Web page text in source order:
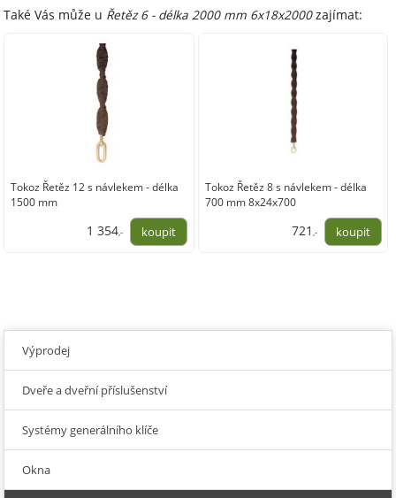
Také Vás může u Řetěz 6 - délka 2000 mm 6x18x2000zajímat:
Tokoz Řetěz 12 s návlekem - délka
1500 mm
1 354,-
Tokoz Řetěz 8 s návlekem - délka
700 mm 8x24x700
721 ,-
Výprodej
Dveře a dveřní příslušenství
Systémy generálního klíče
Okna